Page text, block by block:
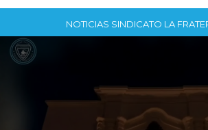
NOTICIAS SINDICATO LA